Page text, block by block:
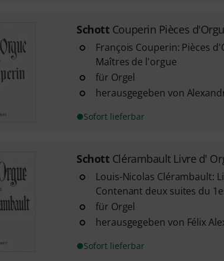
Schott Couperin Pièces
François Couperin: Pièces
Maîtres de l'orgue
für Orgel
herausgegeben von
Sofort lieferbar
Schott Clérambault Livre d'
Louis-Nicolas Clérambault:
Contenant deux suites du
für Orgel
herausgegeben von Félix
Sofort lieferbar